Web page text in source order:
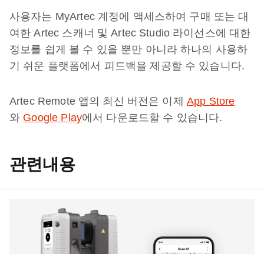
사용자는 MyArtec 계정에 액세스하여 구매 또는 대
여한 Artec 스캐너 및 Artec Studio 라이선스에 대한
정보를 쉽게 볼 수 있을 뿐만 아니라 하나의 사용하
기 쉬운 플랫폼에서 피드백을 제공할 수 있습니다.
Artec Remote 앱의 최신 버전은 이제 App Store
와 Google Play에서 다운로드할 수 있습니다.
관련내용